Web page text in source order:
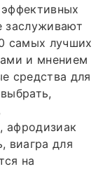
заслуживают
самых лучших
и мнением
средства для
афродизиак
виагра для
на